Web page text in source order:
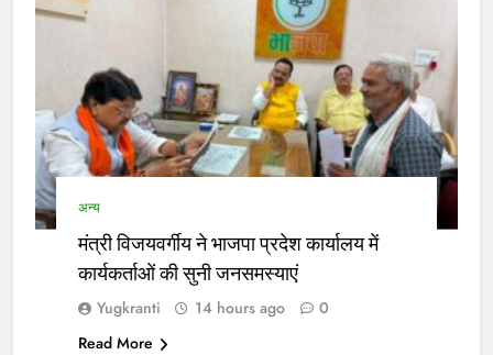
अन्य
मंत्री विजयवर्गीय ने भाजपा प्रदेश कार्यालय में
कार्यकर्ताओं की सुनी जनसमस्याएं
Yugkranti 14 hours ago
0
Read More